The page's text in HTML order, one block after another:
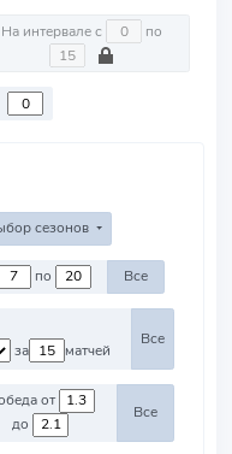
На интервале с по
сезонов
по Все
за
матчей
Все
Победа от
до
Все